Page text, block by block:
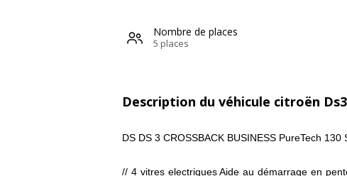
Nombre de places
5 places
Description du véhicule citroën Ds3
DS DS 3 CROSSBACK BUSINESS PureTech 130
// 4 vitres electriques Aide au démarrage en